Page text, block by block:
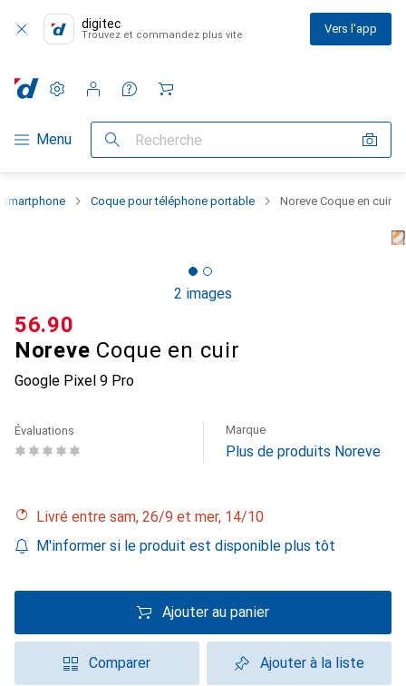
digitec
Trouvez et commandez plus vite Vers l'app
Navigation par catégorie
Menu Recherche
Paramètres
Compte client
Listes de comparaison
Listes d'envies
Panier
Coque pour téléphone portable Noreve Coque en cuir
2 images
Noreve Coque en cuir
Google Pixel 9 Pro
CHF
56.90
Évaluations Marque
Plus de produits Noreve
Livré entre sam, 26/9 et mer, 14/10
M'informer si le produit est disponible plus tôt
Ajouter au panier
Comparer Ajouter à la liste